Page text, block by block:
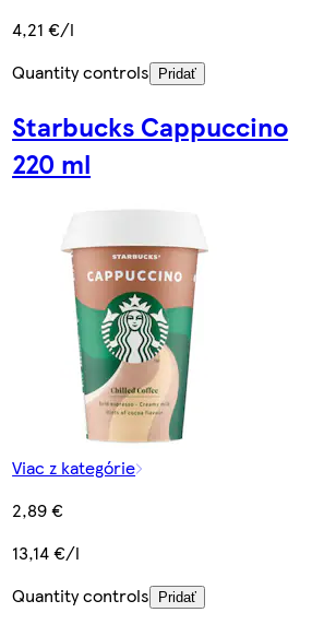
4,21 €/l
Quantity controls
Pridať
Starbucks Cappuccino
220 ml
Viac z kategórie
2,89 €
13,14 €/l
Quantity controls Pridať